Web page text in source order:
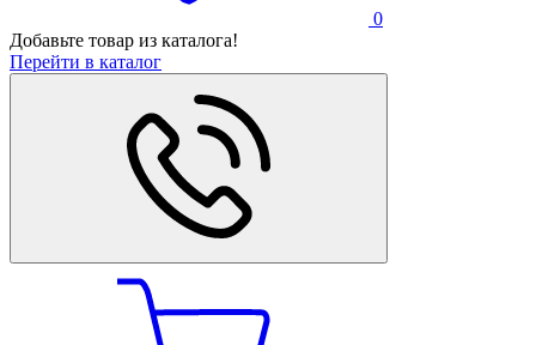
0
Добавьте товар из каталога!
Перейти в каталог